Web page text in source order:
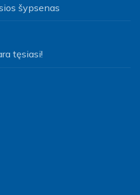
šypsenas
tęsiasi!